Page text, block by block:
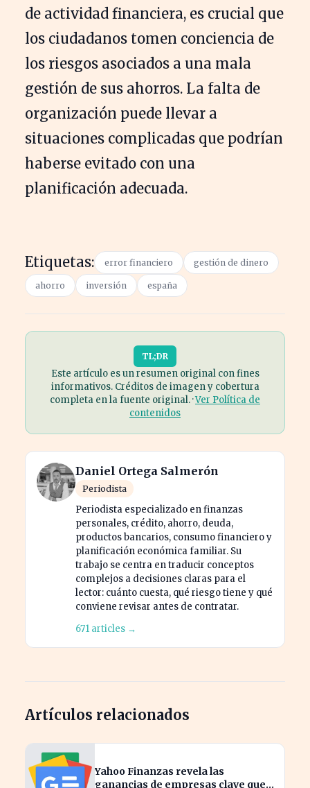
de actividad financiera, es crucial que
los ciudadanos tomen conciencia de
los riesgos asociados a una mala
gestión de sus ahorros. La falta de
organización puede llevar a
situaciones complicadas que podrían
haberse evitado con una
planificación adecuada.
Etiquetas: error financiero gestión de dinero
ahorro inversión españa
TL;DR
Este artículo es un resumen original con fines
informativos. Créditos de imagen y cobertura
completa en la fuente original. ·Ver Política de
contenidos
Daniel Ortega Salmerón
Periodista
Periodista especializado en finanzas
personales, crédito, ahorro, deuda,
productos bancarios, consumo financiero y
planificación económica familiar. Su
trabajo se centra en traducir conceptos
complejos a decisiones claras para el
lector: cuánto cuesta, qué riesgo tiene y qué
conviene revisar antes de contratar.
671 articles →
Artículos relacionados
Yahoo Finanzas revela las
ganancias de empresas clave que